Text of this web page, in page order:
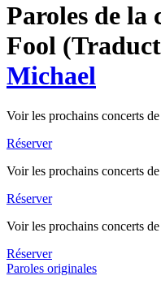
Paroles de la
Fool
Michael
Voir les prochains concerts
Réserver
Voir les prochains concerts
Réserver
Voir les prochains concerts
Réserver
Paroles originales